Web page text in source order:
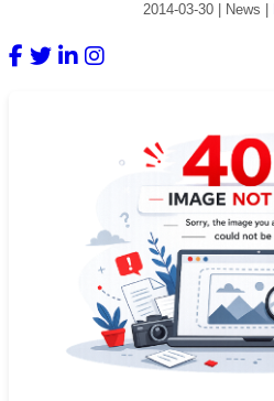
2014-03-30| News